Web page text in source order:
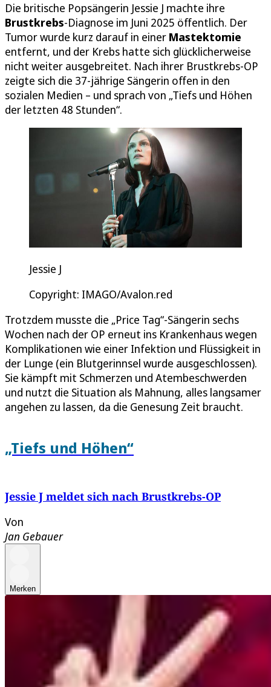
Die britische Popsängerin Jessie J machte ihre
Brustkrebs-Diagnose im Juni 2025 öffentlich. Der
Tumor wurde kurz darauf in einer Mastektomie
entfernt, und der Krebs hatte sich glücklicherweise
nicht weiter ausgebreitet. Nach ihrer Brustkrebs-OP
zeigte sich die 37-jährige Sängerin offen in den
sozialen Medien – und sprach von „Tiefs und Höhen
der letzten 48 Stunden“.
Jessie J
Copyright: IMAGO/Avalon.red
Trotzdem musste die „Price Tag“-Sängerin sechs
Wochen nach der OP erneut ins Krankenhaus wegen
Komplikationen wie einer Infektion und Flüssigkeit in
der Lunge (ein Blutgerinnsel wurde ausgeschlossen).
Sie kämpft mit Schmerzen und Atembeschwerden
und nutzt die Situation als Mahnung, alles langsamer
angehen zu lassen, da die Genesung Zeit braucht.
„Tiefs und Höhen“
Jessie J meldet sich nach Brustkrebs-OP
Von
Jan Gebauer
Merken